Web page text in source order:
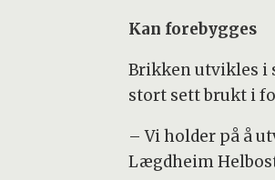
Kan forebygges
Brikken utvikles i
stort sett brukt i
– Vi holder på å
Lægdheim